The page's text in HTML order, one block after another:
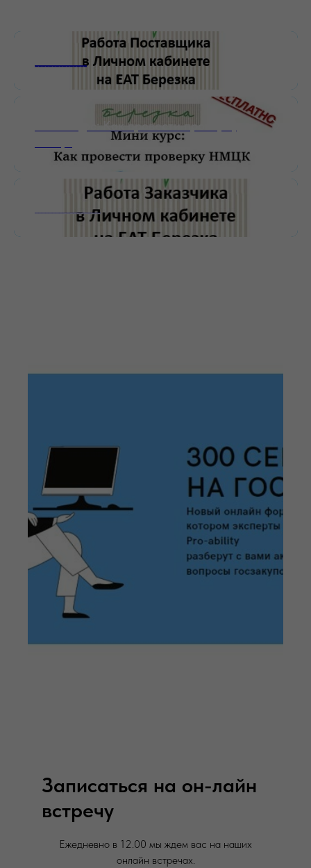
_______________
Мини-курс: Как провести проверку
___________________
Записаться на он-лайн
встречу
Ежедневно в 12.00 мы ждем вас на наших
онлайн встречах.